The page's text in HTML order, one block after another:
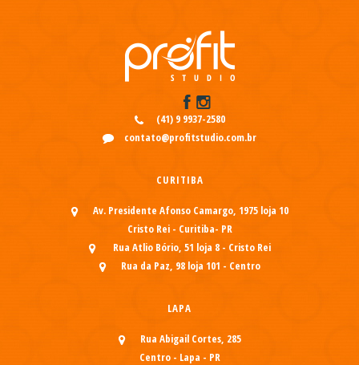
(41) 9 9937-2580
contato@profitstudio.com.br
CURITIBA
Av. Presidente Afonso Camargo, 1975 loja 10
Cristo Rei - Curitiba- PR
Rua Atlio Bório, 51 loja 8 - Cristo Rei
Rua da Paz, 98 loja 101 - Centro
LAPA
Rua Abigail Cortes, 285
Centro - Lapa - PR